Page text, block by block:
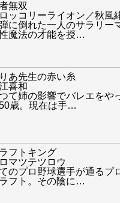
無双
ッコリーライオン／秋風
に倒れた一人のサラリー
魔法の才能を授…
あ先生の赤い糸
喜和
て姉の影響でバレエをや
歳。現在は手…
フトキング
マツテツロウ
のプロ野球選手が通るプ
フト。その陰に …